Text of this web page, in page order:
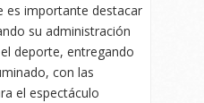
es importante destacar
su administración
deporte, entregando
con las
el espectáculo